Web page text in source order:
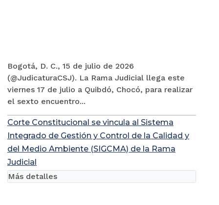
Bogotá, D. C., 15 de julio de 2026
(@JudicaturaCSJ). La Rama Judicial llega este
viernes 17 de julio a Quibdó, Chocó, para realizar
el sexto encuentro...
Corte Constitucional se vincula al Sistema
Integrado de Gestión y Control de la Calidad y
del Medio Ambiente (SIGCMA) de la Rama
Judicial
Más detalles